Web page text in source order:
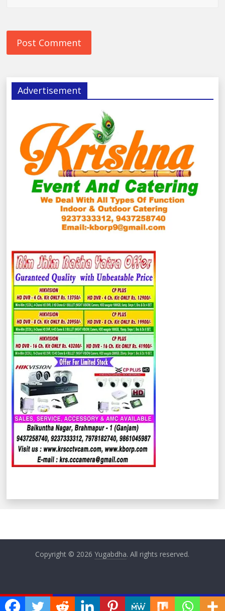
Advertisement
Copyright © 2026Yugabdha. All rights reserved.
ଏବେ ଏବେ
ସମସ୍ୟା ଉଠାଇଲେ ସାଂସଦ ମାଲବିକା ଦେବୀ ପିଏଚଡି ରୋଡ଼